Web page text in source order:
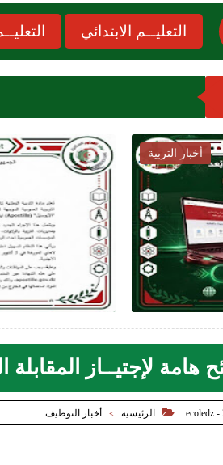
التعليــم الابتدائي
أخبار التربية
هامة لإجتيــاز
 الرئيسية > أخبار التوظيف